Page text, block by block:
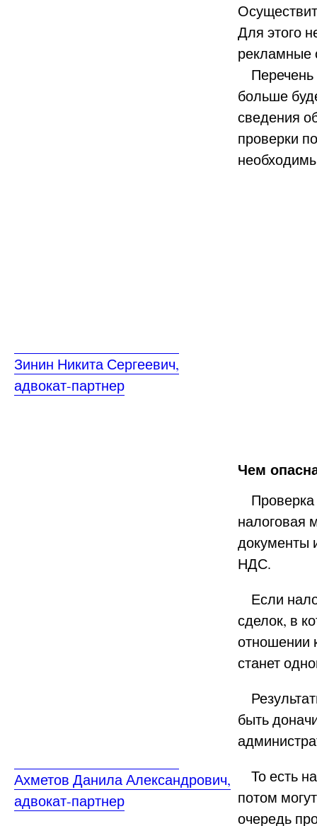
Зинин Никита Сергеевич,
адвокат-партнер
Ахметов Данила Александрович,
адвокат-партнер
Для этого
рекламные
Перечень
больше
сведения
проверки
Чем
Проверка
налоговая
документы
НДС.
Если
сделок, в
отношении
станет
быть
То есть
потом
очередь